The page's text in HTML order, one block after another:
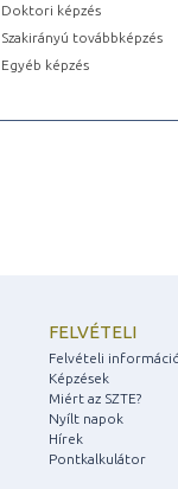
Doktori képzés
Szakirányú továbbképzés
Egyéb képzés
FELVÉTELI
Felvételi
Képzések
Miért az SZTE?
Nyílt napok
Hírek
Pontkalkulátor